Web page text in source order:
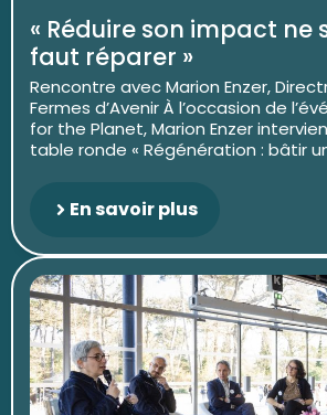
« Réduire son impact ne
faut réparer »
Rencontre avec Marion Enzer,
Fermes d’Avenir À l’occasion de
for the Planet, Marion Enzer
table ronde « Régénération : bâtir
En savoir plus